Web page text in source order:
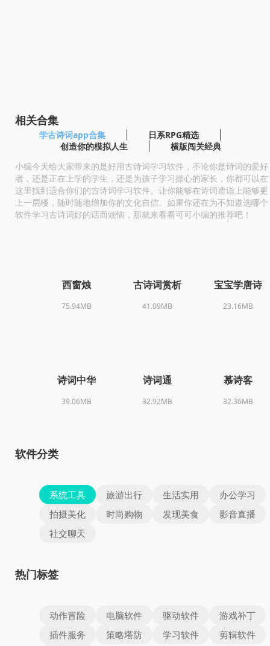
相关合集
学古诗词app合集
日系RPG精选
创造你的模拟人生
横版闯关经典
小编今天给大家带来的是好用古诗词学习软件，不论你是诗词的爱好
者，还是正在上学的学生，还是为孩子学习操心的家长，你都可以在
这里找到适合你们的古诗词学习软件。让你能够在诗词造诣上能够更
上一层楼，随时随地增加你的文化自信。如果你还在为不知道选哪个
软件学习古诗词好的话而烦恼，那就来看看可可小编的推荐吧！
西窗烛
75.94MB
古诗词赏析
41.09MB
宝宝学唐诗
23.16MB
诗词中华
39.06MB
诗词通
32.92MB
慕诗客
32.36MB
软件分类
系统工具 旅游出行 生活实用
办公学习
拍摄美化
时尚购物 发现美食
影音直播
社交聊天
热门标签
动作冒险 电脑软件 驱动软件
游戏补丁
插件服务
策略塔防 学习软件
剪辑软件